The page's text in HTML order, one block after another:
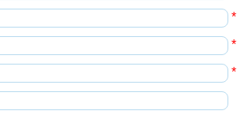
*
*
*